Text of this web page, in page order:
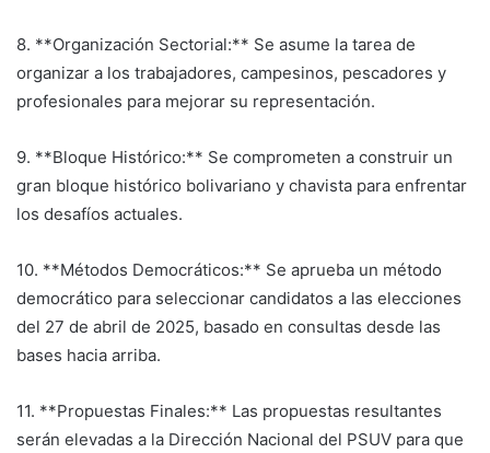
8. **Organización Sectorial:** Se asume la tarea de
organizar a los trabajadores, campesinos, pescadores y
profesionales para mejorar su representación.
9. **Bloque Histórico:** Se comprometen a construir un
gran bloque histórico bolivariano y chavista para enfrentar
los desafíos actuales.
10. **Métodos Democráticos:** Se aprueba un método
democrático para seleccionar candidatos a las elecciones
del 27 de abril de 2025, basado en consultas desde las
bases hacia arriba.
11. **Propuestas Finales:** Las propuestas resultantes
serán elevadas a la Dirección Nacional del PSUV para que